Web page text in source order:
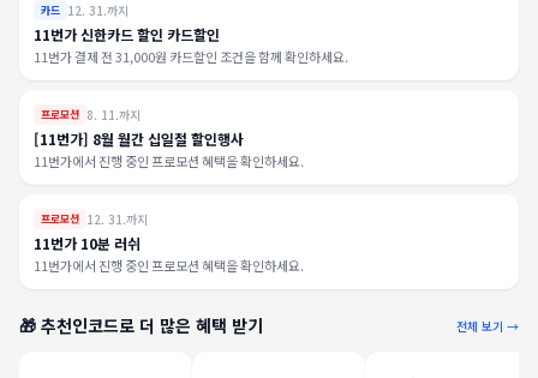
카드 12. 31.까지
11번가 신한카드 할인 카드할인
11번가 결제 전 31,000원 카드할인 조건을 함께 확인하세요.
프로모션 8. 11.까지
[11번가] 8월 월간 십일절 할인행사
11번가에서 진행 중인 프로모션 혜택을 확인하세요.
프로모션 12. 31.까지
11번가 10분 러쉬
11번가에서 진행 중인 프로모션 혜택을 확인하세요.
🎁 추천인코드로 더 많은 혜택 받기 전체 보기 →